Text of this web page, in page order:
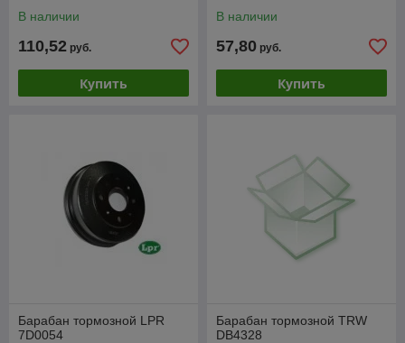
В наличии
110,52 руб.
Купить
В наличии
57,80 руб.
Купить
Барабан тормозной LPR
7D0054
Барабан тормозной TRW
DB4328